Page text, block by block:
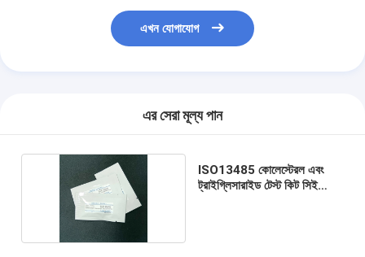
এখন যোগাযোগ
এর সেরা মূল্য পান
ISO13485 কোলেস্টেরল এবং
ট্রাইগ্লিসারাইড টেস্ট কিট সিই